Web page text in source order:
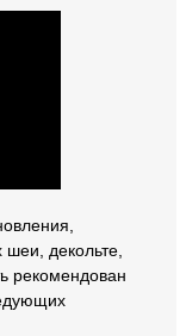
декольте,
рекомендован